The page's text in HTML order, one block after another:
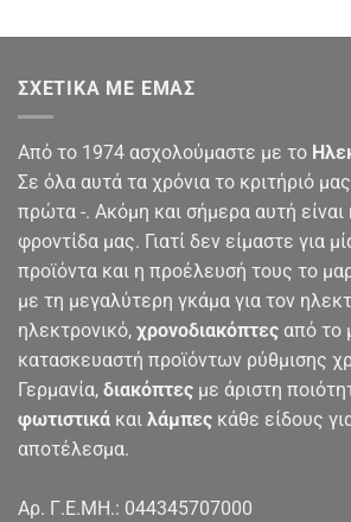
ΣΧΕΤΙΚΆ ΜΕ ΕΜΆΣ
Από το 1974 ασχολούμαστε με το
Σε όλα αυτά τα χρόνια το κριτήριό
πρώτα -. Ακόμη και σήμερα αυτή είναι
φροντίδα μας. Γιατί δεν είμαστε για
προϊόντα και η προέλευσή τους το
με τη μεγαλύτερη γκάμα για τον
ηλεκτρονικό, χρονοδιακόπτες από το
κατασκευαστή προϊόντων ρύθμισης
Γερμανία, διακόπτες με άριστη
φωτιστικά και λάμπες κάθε είδους
αποτέλεσμα.
Αρ. Γ.Ε.ΜΗ.: 044345707000